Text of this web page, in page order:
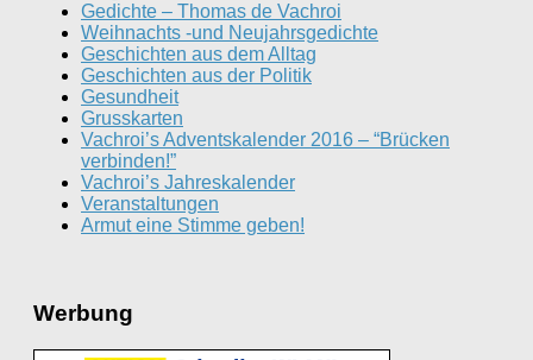
Gedichte – Thomas de Vachroi
Weihnachts -und Neujahrsgedichte
Geschichten aus dem Alltag
Geschichten aus der Politik
Gesundheit
Grusskarten
Vachroi’s Adventskalender 2016 – “Brücken
verbinden!”
Vachroi’s Jahreskalender
Veranstaltungen
Armut eine Stimme geben!
Werbung